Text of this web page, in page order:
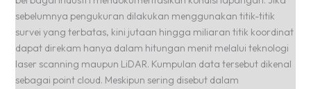
sebelumnya pengukuran dilakukan menggunakan titik-titik
survei yang terbatas, kini jutaan hingga miliaran titik koordinat
dapat direkam hanya dalam hitungan menit melalui teknologi
laser scanning maupun LiDAR. Kumpulan data tersebut dikenal
sebagai point cloud. Meskipun sering disebut dalam